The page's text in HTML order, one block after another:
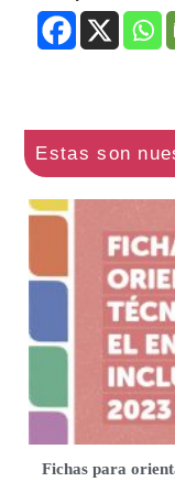
Fichas para